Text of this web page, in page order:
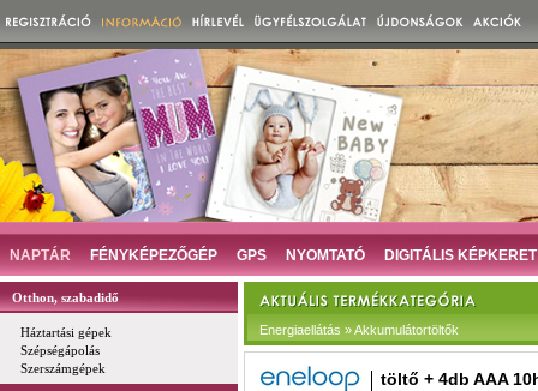
NAPTÁR FÉNYKÉPEZŐGÉP GPS NYOMTATÓ DIGITÁLIS KÉPKERET
Otthon, szabadidő
Háztartási gépek
Szépségápolás
Szerszámgépek
Energiaellátás » Akkumulátortöltők
töltő + 4db AAA